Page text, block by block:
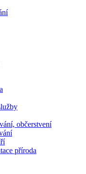
občerstvení
příroda